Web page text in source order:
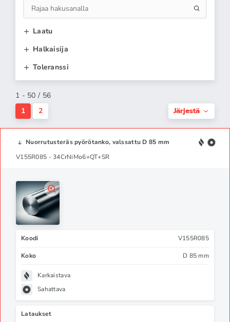
Laatu
Halkaisija
Toleranssi
1 - 50 / 56
1
2 Järjestä
Nuorrutusteräs pyörötanko, valssattu D 85 mm
V155R085 - 34CrNiMo6+QT+SR
Koodi V155R085
Koko D 85 mm
Karkaistava
Sahattava
Lataukset